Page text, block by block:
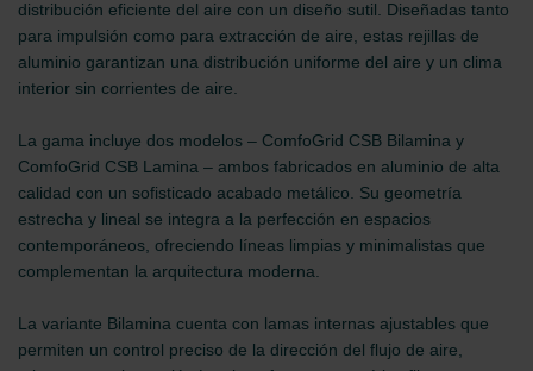
distribución eficiente del aire con un diseño sutil. Diseñadas tanto
para impulsión como para extracción de aire, estas rejillas de
aluminio garantizan una distribución uniforme del aire y un clima
interior sin corrientes de aire.
La gama incluye dos modelos – ComfoGrid CSB Bilamina y
ComfoGrid CSB Lamina – ambos fabricados en aluminio de alta
calidad con un sofisticado acabado metálico. Su geometría
estrecha y lineal se integra a la perfección en espacios
contemporáneos, ofreciendo líneas limpias y minimalistas que
complementan la arquitectura moderna.
La variante Bilamina cuenta con lamas internas ajustables que
permiten un control preciso de la dirección del flujo de aire,